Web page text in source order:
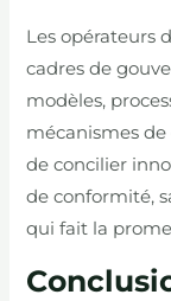
Les opérateurs
cadres de
modèles,
mécanismes
de concilier
de conformité,
qui fait la